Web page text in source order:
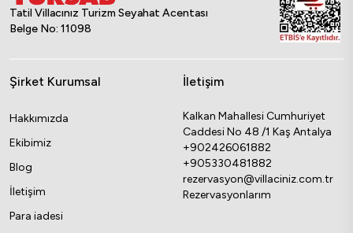
Tatil Villacınız Turizm Seyahat Acentası
Belge No: 11098
Şirket Kurumsal
Hakkımızda
Ekibimiz
Blog
İletişim
Para iadesi
İletişim
Kalkan Mahallesi Cumhuriyet
Caddesi No 48 /1 Kaş Antalya
+902426061882
+905330481882
rezervasyon@villaciniz.com.tr
Rezervasyonlarım